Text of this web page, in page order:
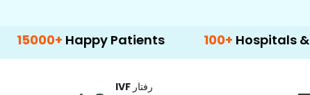
Happy Patients 100+ Hospitals & Clinics
IVF رفتار